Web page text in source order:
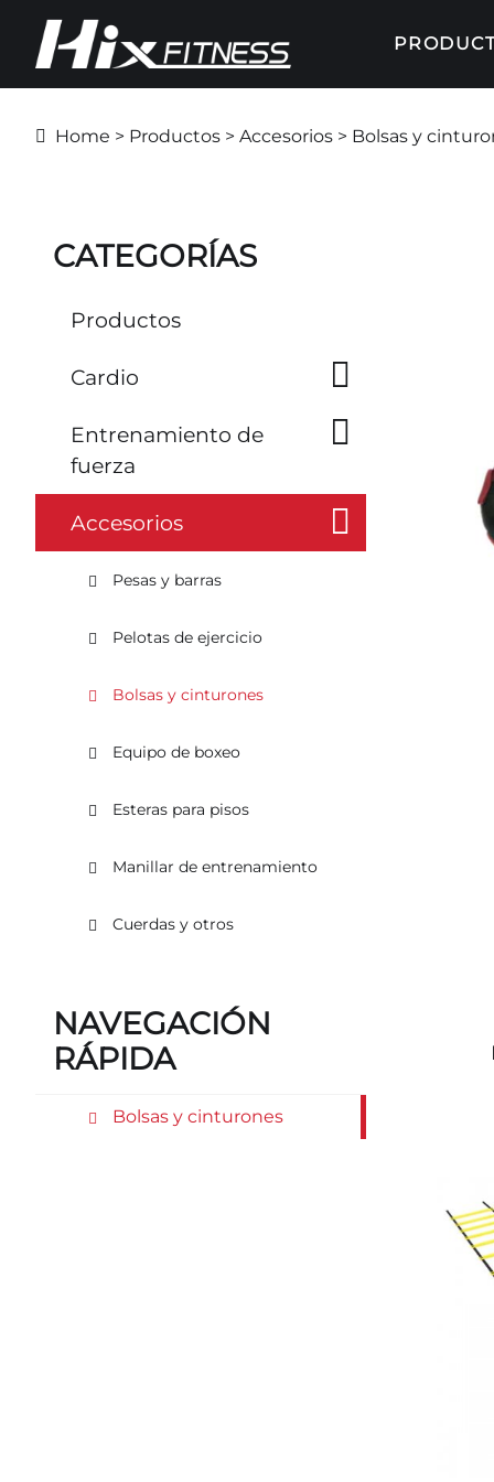
Home > Productos > Accesorios > Bolsas y
CATEGORÍAS
Productos
Cardio
Entrenamiento de
fuerza
Accesorios
Pesas y barras
Pelotas de ejercicio
Bolsas y cinturones
Equipo de boxeo
Esteras para pisos
Manillar de entrenamiento
Cuerdas y otros
NAVEGACIÓN
RÁPIDA
Bolsas y cinturones